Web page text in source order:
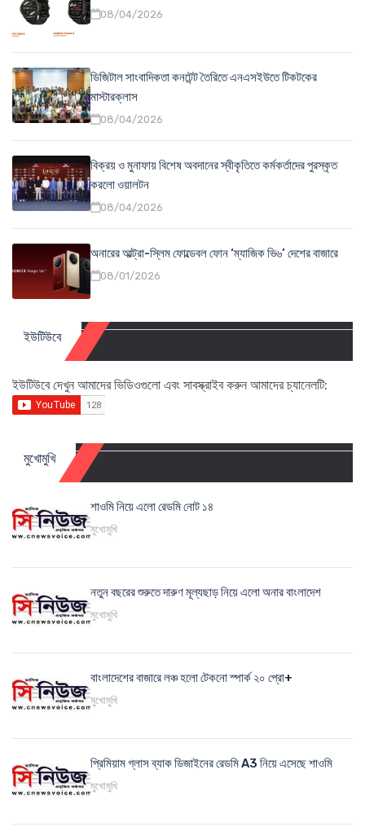
08/04/2026
ডিজিটাল সাংবাদিকতা কনটেন্ট তৈরিতে এনএসইউতে টিকটকের
মাস্টারক্লাস
08/04/2026
বিক্রয় ও মুনাফায় বিশেষ অবদানের স্বীকৃতিতে কর্মকর্তাদের পুরস্কৃত
করলো ওয়ালটন
08/04/2026
অনারের আল্ট্রা-স্লিম ফোল্ডেবল ফোন ‘ম্যাজিক ভি৬’ দেশের বাজারে
08/01/2026
ইউটিউবে
ইউটিউবে দেখুন আমাদের ভিডিওগুলো এবং সাবস্ক্রাইব করুন আমাদের চ্যানেলটি:
মুখোমুখি
শাওমি নিয়ে এলো রেডমি নোট ১৪
মুখোমুখি
নতুন বছরের শুরুতে দারুণ মূল্যছাড় নিয়ে এলো অনার বাংলাদেশ
মুখোমুখি
বাংলাদেশের বাজারে লঞ্চ হলো টেকনো স্পার্ক ২০ প্রো+
মুখোমুখি
প্রিমিয়াম গ্লাস ব্যাক ডিজাইনের রেডমি A3 নিয়ে এসেছে শাওমি
মুখোমুখি